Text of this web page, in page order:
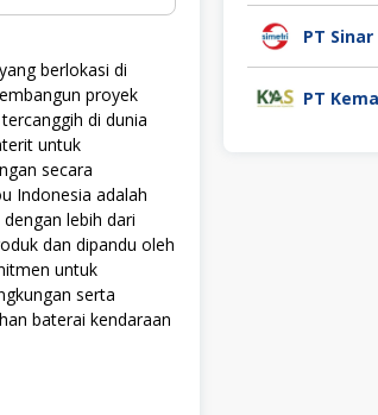
berlokasi di
proyek
di dunia
untuk
secara
Indonesia adalah
lebih dari
dan dipandu oleh
untuk
serta
baterai kendaraan
PT